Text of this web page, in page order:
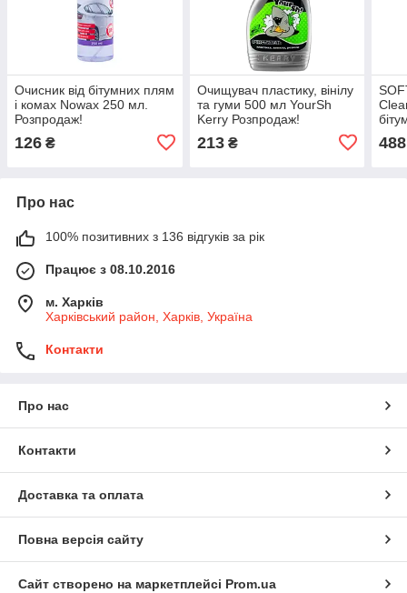
Очисник від бітумних плям
і комах Nowax 250 мл.
Розпродаж!
126 ₴
Очищувач пластику, вінілу
та гуми 500 мл YourSh
Kerry Розпродаж!
213₴ 488
Про нас
100% позитивних з 136 відгуків за рік
Працює з 08.10.2016
м. Харків
Харківський район, Харків, Україна
Контакти
Про нас
Контакти
Доставка та оплата
Повна версія сайту
Сайт створено на маркетплейсі Prom.ua